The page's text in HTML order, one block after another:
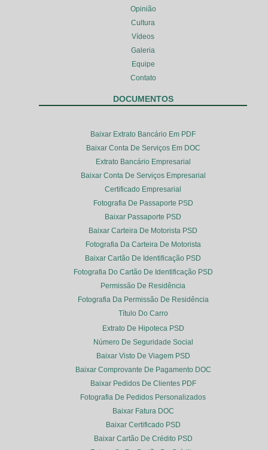
Opinião
Cultura
Vídeos
Galeria
Equipe
Contato
DOCUMENTOS
Baixar Extrato Bancário Em PDF
Baixar Conta De Serviços Em DOC
Extrato Bancário Empresarial
Baixar Conta De Serviços Empresarial
Certificado Empresarial
Fotografia De Passaporte PSD
Baixar Passaporte PSD
Baixar Carteira De Motorista PSD
Fotografia Da Carteira De Motorista
Baixar Cartão De Identificação PSD
Fotografia Do Cartão De Identificação PSD
Permissão De Residência
Fotografia Da Permissão De Residência
Título Do Carro
Extrato De Hipoteca PSD
Número De Seguridade Social
Baixar Visto De Viagem PSD
Baixar Comprovante De Pagamento DOC
Baixar Pedidos De Clientes PDF
Fotografia De Pedidos Personalizados
Baixar Fatura DOC
Baixar Certificado PSD
Baixar Cartão De Crédito PSD